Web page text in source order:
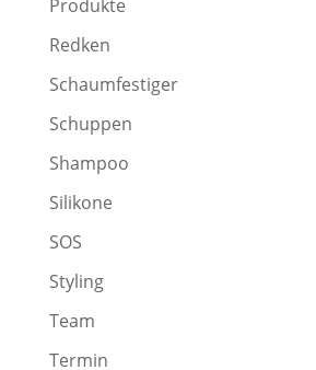
Produkte
Redken
Schaumfestiger
Schuppen
Shampoo
Silikone
SOS
Styling
Team
Termin